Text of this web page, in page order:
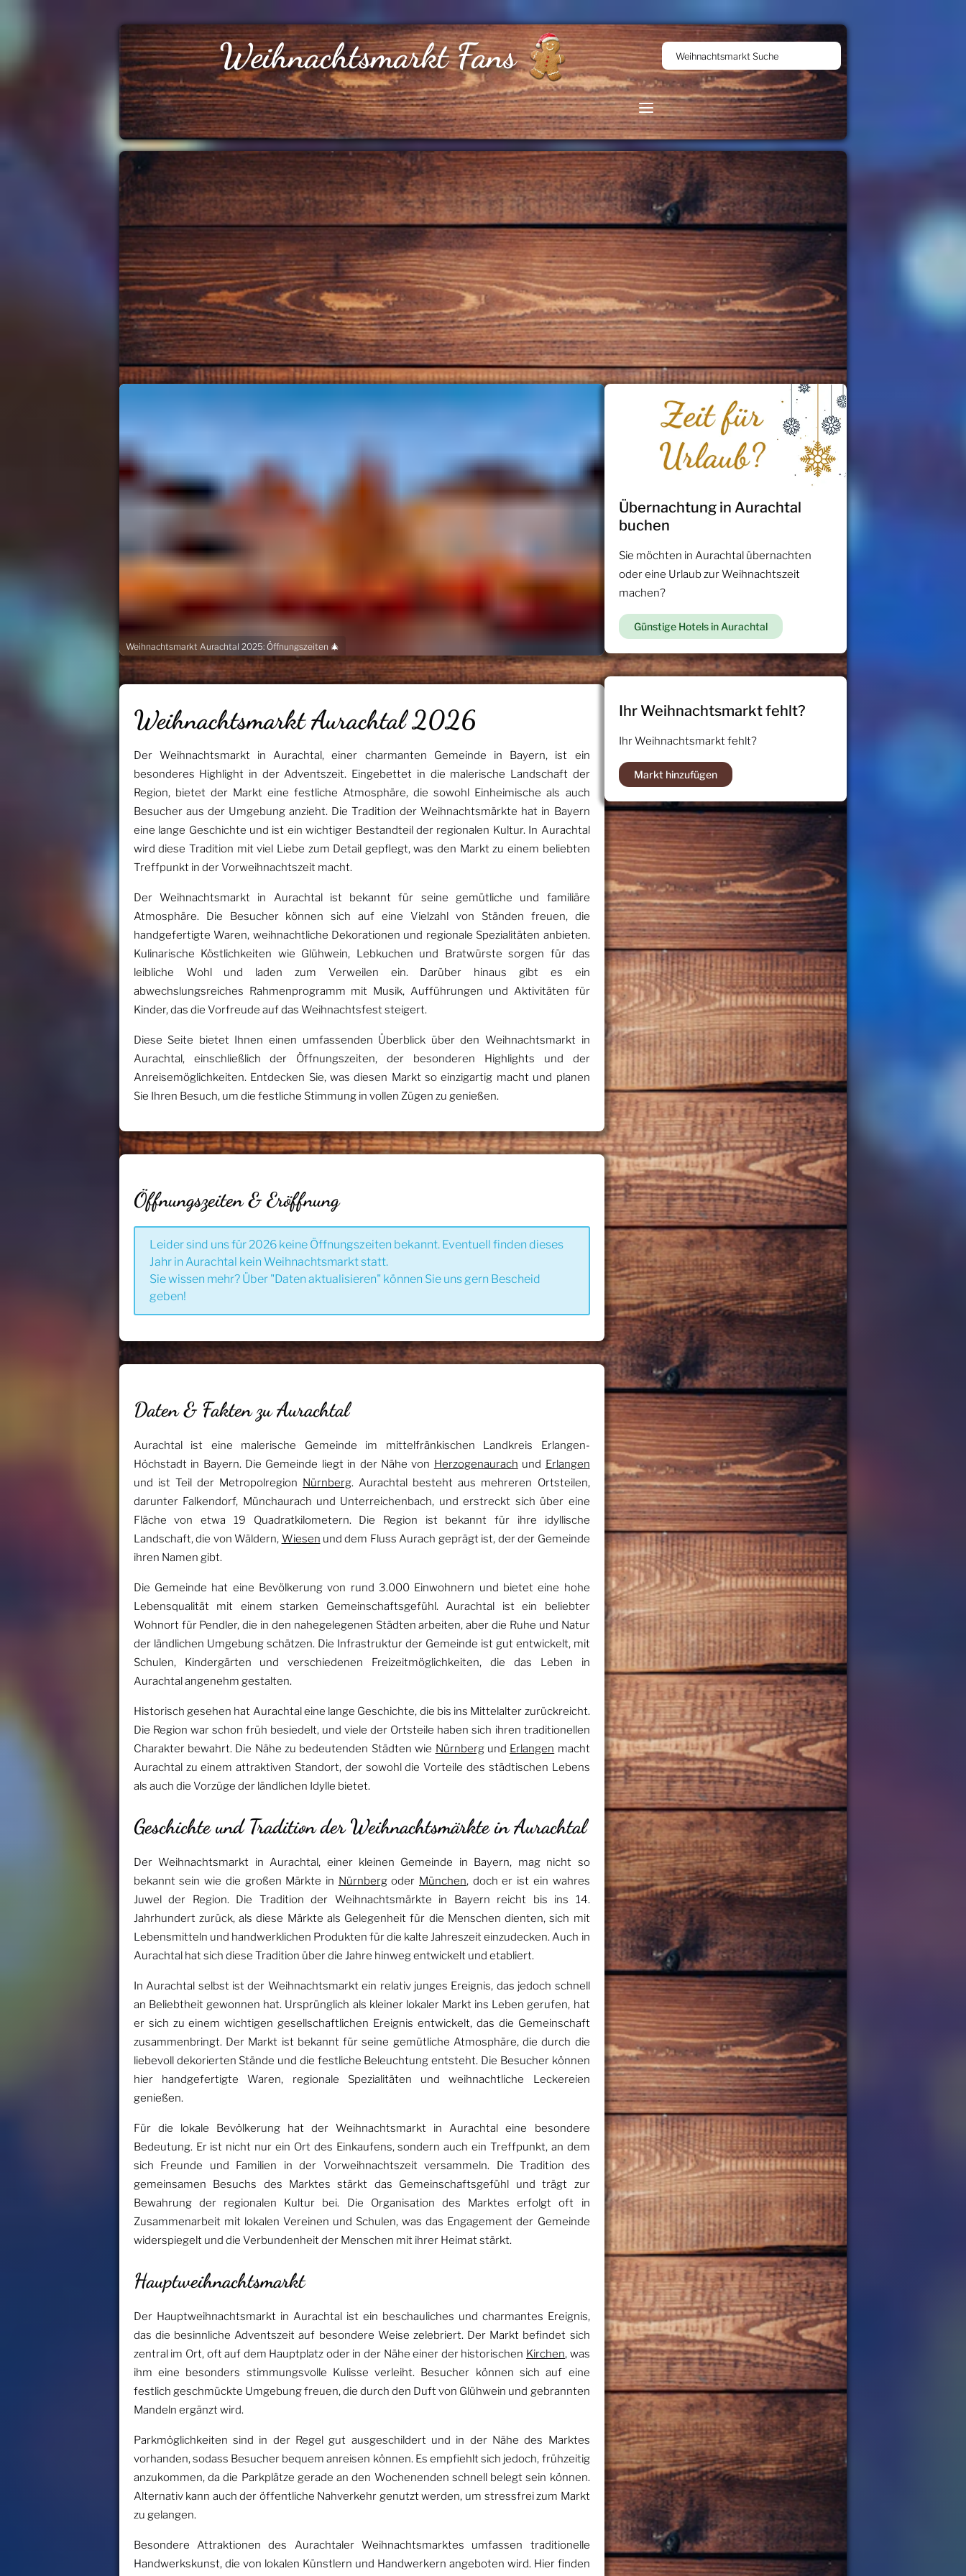
Weihnachtsmarkt Fans Weihnachtsmarkt Suche
Weihnachtsmarkt Aurachtal 2025: Öffnungszeiten 🎄
Weihnachtsmarkt Aurachtal 2026
Der Weihnachtsmarkt in Aurachtal, einer charmanten Gemeinde in Bayern, ist ein
besonderes Highlight in der Adventszeit. Eingebettet in die malerische Landschaft der
Region, bietet der Markt eine festliche Atmosphäre, die sowohl Einheimische als auch
Besucher aus der Umgebung anzieht. Die Tradition der Weihnachtsmärkte hat in Bayern
eine lange Geschichte und ist ein wichtiger Bestandteil der regionalen Kultur. In Aurachtal
wird diese Tradition mit viel Liebe zum Detail gepflegt, was den Markt zu einem beliebten
Treffpunkt in der Vorweihnachtszeit macht.
Der Weihnachtsmarkt in Aurachtal ist bekannt für seine gemütliche und familiäre
Atmosphäre. Die Besucher können sich auf eine Vielzahl von Ständen freuen, die
handgefertigte Waren, weihnachtliche Dekorationen und regionale Spezialitäten anbieten.
Kulinarische Köstlichkeiten wie Glühwein, Lebkuchen und Bratwürste sorgen für das
leibliche Wohl und laden zum Verweilen ein. Darüber hinaus gibt es ein
abwechslungsreiches Rahmenprogramm mit Musik, Aufführungen und Aktivitäten für
Kinder, das die Vorfreude auf das Weihnachtsfest steigert.
Diese Seite bietet Ihnen einen umfassenden Überblick über den Weihnachtsmarkt in
Aurachtal, einschließlich der Öffnungszeiten, der besonderen Highlights und der
Anreisemöglichkeiten. Entdecken Sie, was diesen Markt so einzigartig macht und planen
Sie Ihren Besuch, um die festliche Stimmung in vollen Zügen zu genießen.
Öffnungszeiten & Eröffnung
Leider sind uns für 2026 keine Öffnungszeiten bekannt. Eventuell finden dieses
Jahr in Aurachtal kein Weihnachtsmarkt statt.
Sie wissen mehr? Über "Daten aktualisieren" können Sie uns gern Bescheid
geben!
Daten & Fakten zu Aurachtal
Aurachtal ist eine malerische Gemeinde im mittelfränkischen Landkreis Erlangen-
Höchstadt in Bayern. Die Gemeinde liegt in der Nähe von Herzogenaurach und Erlangen
und ist Teil der Metropolregion Nürnberg. Aurachtal besteht aus mehreren Ortsteilen,
darunter Falkendorf, Münchaurach und Unterreichenbach, und erstreckt sich über eine
Fläche von etwa 19 Quadratkilometern. Die Region ist bekannt für ihre idyllische
Landschaft, die von Wäldern, Wiesen und dem Fluss Aurach geprägt ist, der der Gemeinde
ihren Namen gibt.
Die Gemeinde hat eine Bevölkerung von rund 3.000 Einwohnern und bietet eine hohe
Lebensqualität mit einem starken Gemeinschaftsgefühl. Aurachtal ist ein beliebter
Wohnort für Pendler, die in den nahegelegenen Städten arbeiten, aber die Ruhe und Natur
der ländlichen Umgebung schätzen. Die Infrastruktur der Gemeinde ist gut entwickelt, mit
Schulen, Kindergärten und verschiedenen Freizeitmöglichkeiten, die das Leben in
Aurachtal angenehm gestalten.
Historisch gesehen hat Aurachtal eine lange Geschichte, die bis ins Mittelalter zurückreicht.
Die Region war schon früh besiedelt, und viele der Ortsteile haben sich ihren traditionellen
Charakter bewahrt. Die Nähe zu bedeutenden Städten wie Nürnbergund Erlangen macht
Aurachtal zu einem attraktiven Standort, der sowohl die Vorteile des städtischen Lebens
als auch die Vorzüge der ländlichen Idylle bietet.
Geschichte und Tradition der Weihnachtsmärkte in Aurachtal
Der Weihnachtsmarkt in Aurachtal, einer kleinen Gemeinde in Bayern, mag nicht so
bekannt sein wie die großen Märkte in Nürnbergoder München, doch er ist ein wahres
Juwel der Region. Die Tradition der Weihnachtsmärkte in Bayern reicht bis ins 14.
Jahrhundert zurück, als diese Märkte als Gelegenheit für die Menschen dienten, sich mit
Lebensmitteln und handwerklichen Produkten für die kalte Jahreszeit einzudecken. Auch in
Aurachtal hat sich diese Tradition über die Jahre hinweg entwickelt und etabliert.
In Aurachtal selbst ist der Weihnachtsmarkt ein relativ junges Ereignis, das jedoch schnell
an Beliebtheit gewonnen hat. Ursprünglich als kleiner lokaler Markt ins Leben gerufen, hat
er sich zu einem wichtigen gesellschaftlichen Ereignis entwickelt, das die Gemeinschaft
zusammenbringt. Der Markt ist bekannt für seine gemütliche Atmosphäre, die durch die
liebevoll dekorierten Stände und die festliche Beleuchtung entsteht. Die Besucher können
hier handgefertigte Waren, regionale Spezialitäten und weihnachtliche Leckereien
genießen.
Für die lokale Bevölkerung hat der Weihnachtsmarkt in Aurachtal eine besondere
Bedeutung. Er ist nicht nur ein Ort des Einkaufens, sondern auch ein Treffpunkt, an dem
sich Freunde und Familien in der Vorweihnachtszeit versammeln. Die Tradition des
gemeinsamen Besuchs des Marktes stärkt das Gemeinschaftsgefühl und trägt zur
Bewahrung der regionalen Kultur bei. Die Organisation des Marktes erfolgt oft in
Zusammenarbeit mit lokalen Vereinen und Schulen, was das Engagement der Gemeinde
widerspiegelt und die Verbundenheit der Menschen mit ihrer Heimat stärkt.
Hauptweihnachtsmarkt
Der Hauptweihnachtsmarkt in Aurachtal ist ein beschauliches und charmantes Ereignis,
das die besinnliche Adventszeit auf besondere Weise zelebriert. Der Markt befindet sich
zentral im Ort, oft auf dem Hauptplatz oder in der Nähe einer der historischen Kirchen, was
ihm eine besonders stimmungsvolle Kulisse verleiht. Besucher können sich auf eine
festlich geschmückte Umgebung freuen, die durch den Duft von Glühwein und gebrannten
Mandeln ergänzt wird.
Parkmöglichkeiten sind in der Regel gut ausgeschildert und in der Nähe des Marktes
vorhanden, sodass Besucher bequem anreisen können. Es empfiehlt sich jedoch, frühzeitig
anzukommen, da die Parkplätze gerade an den Wochenenden schnell belegt sein können.
Alternativ kann auch der öffentliche Nahverkehr genutzt werden, um stressfrei zum Markt
zu gelangen.
Besondere Attraktionen des Aurachtaler Weihnachtsmarktes umfassen traditionelle
Handwerkskunst, die von lokalen Künstlern und Handwerkern angeboten wird. Hier finden
Übernachtung in Aurachtal
buchen
Sie möchten in Aurachtal übernachten
oder eine Urlaub zur Weihnachtszeit
machen?
Günstige Hotels in Aurachtal
Ihr Weihnachtsmarkt fehlt?
Ihr Weihnachtsmarkt fehlt?
Markt hinzufügen